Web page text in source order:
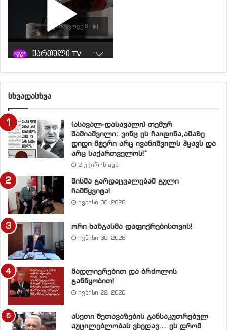
თუ 2003 წელს ეს სხვაობა შეადგენდა 7.5
პროცენტს, 2010 წლისთვის იგი 5 პროცენრტამდე
შემცირდა, ძირითადად ნატურალური შემოსავლების
სწრაფი შემცირების გამო.
გრაფიკი N 20
ბოლო წლებში ასევე მნიშვნელოვნადაა გაზრდილი
საქრთველოს მთლიანი შიდა პროდუქტის
ხელფასოტევადობა
წლის 23 პროცენტამდე).
სხვადასხვა
(ასავალ-დასავალი) თემურ
შაშიაშვილი: ვინც ეს ჩაიდინა,ამაზე
დიდი მტერი არც ივანიშვილს ჰყავს და
არც საქართველოს!”
2 კვირის ago
მისმა გარდაცვალებამ გული
ჩამწყვიტა!
ივნისი 30, 2026
ორი ხაზგასმა დაფიქრებისთვის!
ივნისი 30, 2026
მადლიერებით და ბრძოლის
განწყობით!
ივნისი 22, 2026
ასეთი შეთავაზების განსაკუთრებულ
აუცილებლობას ვხედავ… ეს დრომ